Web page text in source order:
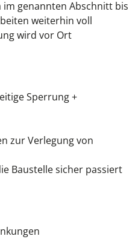
im genannten Abschnitt bis
weiterhin voll
wird vor Ort
Sperrung +
zur Verlegung von
Baustelle sicher passiert